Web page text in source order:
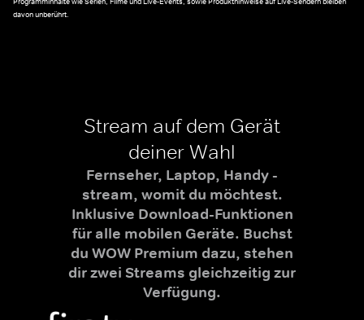
davon unberührt.
Stream auf dem Gerät
deiner Wahl
Fernseher, Laptop, Handy -
stream, womit du möchtest.
Inklusive Download-Funktionen
für alle mobilen Geräte. Buchst
du WOW Premium dazu, stehen
dir zwei Streams gleichzeitig zur
Verfügung.